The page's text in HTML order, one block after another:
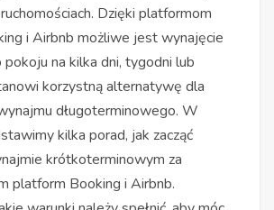
Dzięki platformom
i Airbnb możliwe jest wynajęcie
pokoju na kilka dni, tygodni lub
korzystną alternatywę dla
długoterminowego. W
kilka porad, jak zacząć
krótkoterminowym za
platform Booking i Airbnb.